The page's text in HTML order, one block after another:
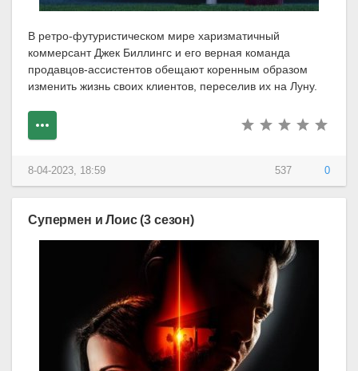
В ретро-футуристическом мире харизматичный
коммерсант Джек Биллингс и его верная команда
продавцов-ассистентов обещают коренным образом
изменить жизнь своих клиентов, переселив их на Луну.
537 0
8-04-2023, 18:59
Супермен и Лоис (3 сезон)